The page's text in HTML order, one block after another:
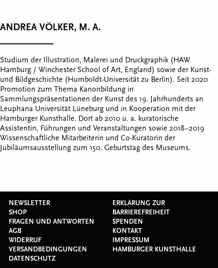
ANDREA VÖLKER, M. A.
Studium der Illustration, Malerei und Druckgraphik (HAW
Hamburg / Winchester School of Art, England) sowie der Kunst-
und Bildgeschichte (Humboldt-Universität zu Berlin). Seit 2020
Promotion zum Thema Kanonbildung in
Sammlungspräsentationen der Kunst des 19. Jahrhunderts an
Leuphana Universität Lüneburg und in Kooperation mit der
Hamburger Kunsthalle. Dort ab 2010 u. a. kuratorische
Assistentin, Führungen und Veranstaltungen sowie 2018–2019
Wissenschaftliche Mitarbeiterin und Co-Kuratorin der
Jubiläumsausstellung zum 150. Geburtstag des Museums.
NEWSLETTER
SHOP
FRAGEN UND ANTWORTEN
AGB
WIDERRUF
VERSANDBEDINGUNGEN
DATENSCHUTZ
ERKLÄRUNG ZUR
BARRIEREFREIHEIT
SPENDEN
KONTAKT
IMPRESSUM
HAMBURGER KUNSTHALLE